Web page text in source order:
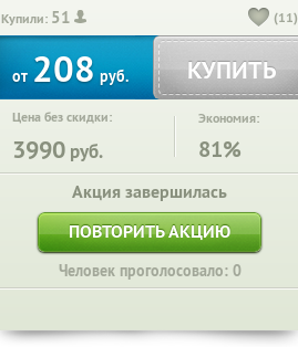
Купили: 51 (11)
от208руб. КУПИТЬ
Цена без скидки:
3990 руб.
Экономия:
81%
Акция завершилась
ПОВТОРИТЬ АКЦИЮ
Человек проголосовало: 0